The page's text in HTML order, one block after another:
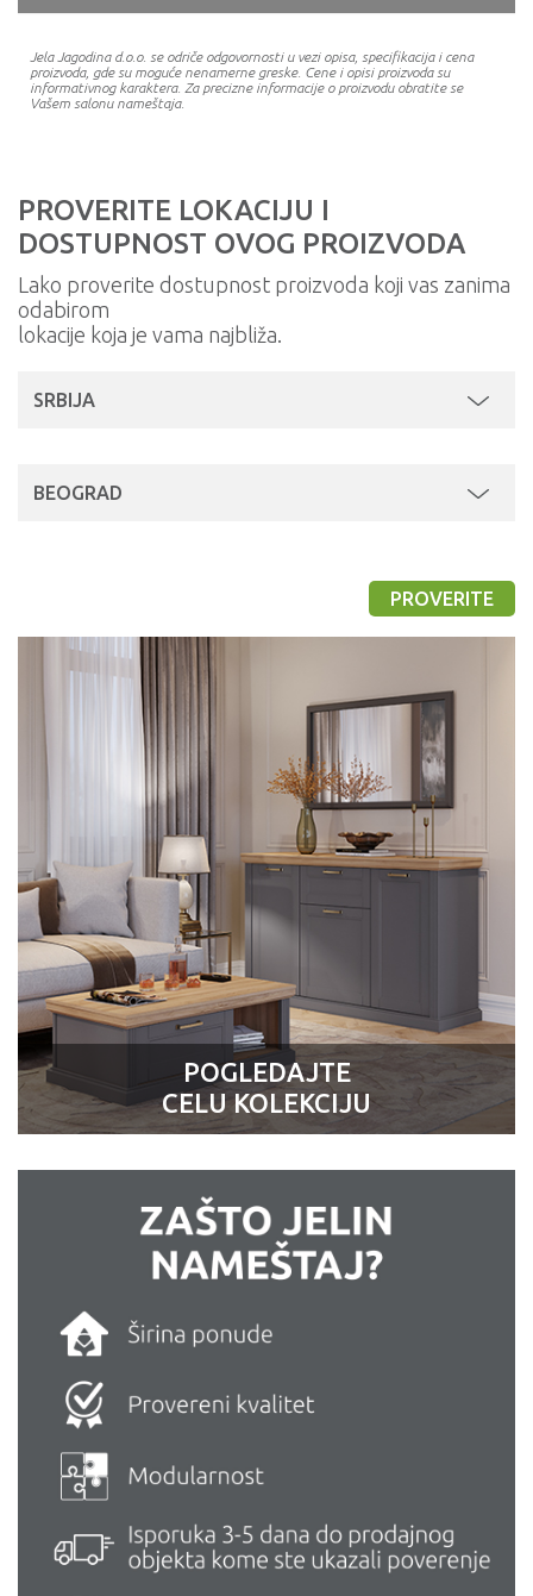
Jela Jagodina d.o.o. se odriče odgovornosti u vezi opisa, specifikacija i cena
proizvoda, gde su moguće nenamerne greske. Cene i opisi proizvoda su
informativnog karaktera. Za precizne informacije o proizvodu obratite se
Vašem salonu nameštaja.
PROVERITE LOKACIJU I
DOSTUPNOST OVOG PROIZVODA
Lako proverite dostupnost proizvoda koji vas zanima
odabirom
lokacije koja je vama najbliža.
SRBIJA
BEOGRAD
PROVERITE
POGLEDAJTE
CELU KOLEKCIJU